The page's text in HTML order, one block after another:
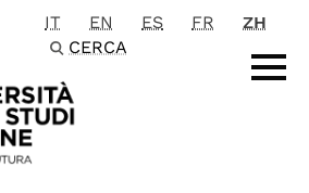
principale
IT EN ES FR
ZH
CERCA